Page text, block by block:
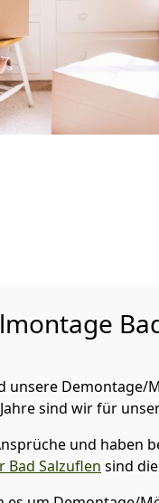
unsere Demontage/
sind wir für
und haben
Bad Salzuflen sind